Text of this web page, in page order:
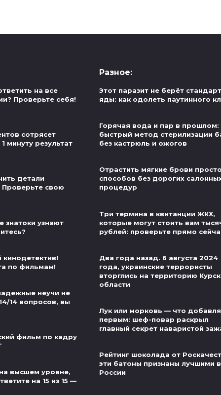
на все
Проверьте себя!
сотрясет
минуту результат
детали
свою
знатоки узнают
кинодетектив!
по фильмам!
неучи не
14 вопросов, вы
фильм по кадру
высшем уровне,
на 15 из 15 —
Разное:
Этот паразит не берёт
яды: как одолеть паутинного
Горячая вода и пар в прошлом:
быстрый метод стерилизации
без кастрюль и ожогов
Отрастить мягкие брови
способов без дорогих
процедур
Три термина в квитанции ЖКХ,
которые могут стоить вам
рублей: проверьте прямо
Два года назад. 6 августа 2024
года, украинские террористы
вторглись на территорию
области
Лук или морковь — что
первым: шеф-повар раскрыл
главный секрет наваристой
Рейтинг шоколада от
эти батоны признаны лучшими в
России